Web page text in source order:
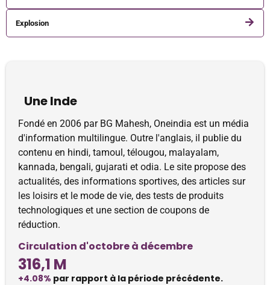
Explosion
Une Inde
Fondé en 2006 par BG Mahesh, Oneindia est un média
d'information multilingue. Outre l'anglais, il publie du
contenu en hindi, tamoul, télougou, malayalam,
kannada, bengali, gujarati et odia. Le site propose des
actualités, des informations sportives, des articles sur
les loisirs et le mode de vie, des tests de produits
technologiques et une section de coupons de
réduction.
Circulation d'octobre à décembre
316,1 M
+4.08% par rapport à la période précédente.